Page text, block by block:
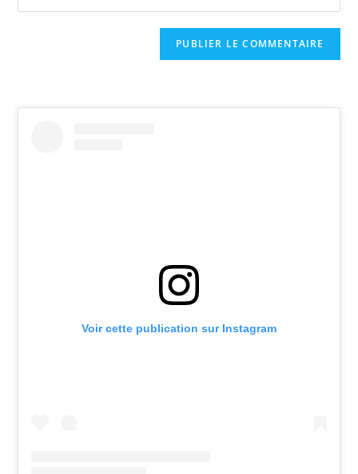
Voir cette publication sur Instagram